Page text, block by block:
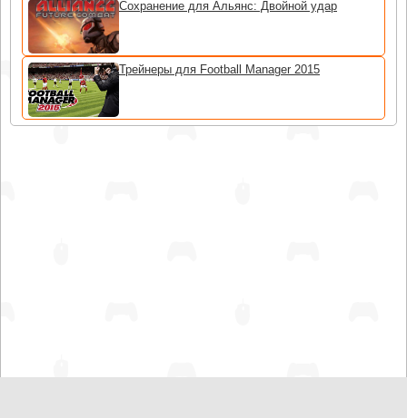
Сохранение для Альянс: Двойной удар
Трейнеры для Football Manager 2015